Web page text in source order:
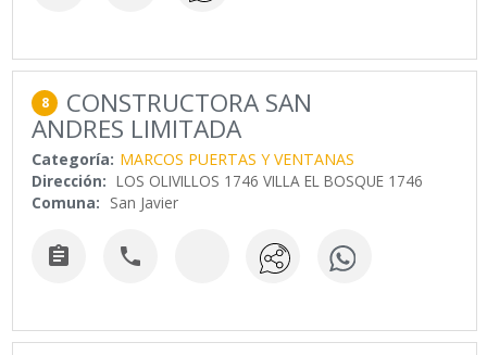
8 CONSTRUCTORA SAN
ANDRES LIMITADA
Categoría: MARCOS PUERTAS Y VENTANAS
Dirección: LOS OLIVILLOS 1746 VILLA EL BOSQUE 1746
Comuna: San Javier
 